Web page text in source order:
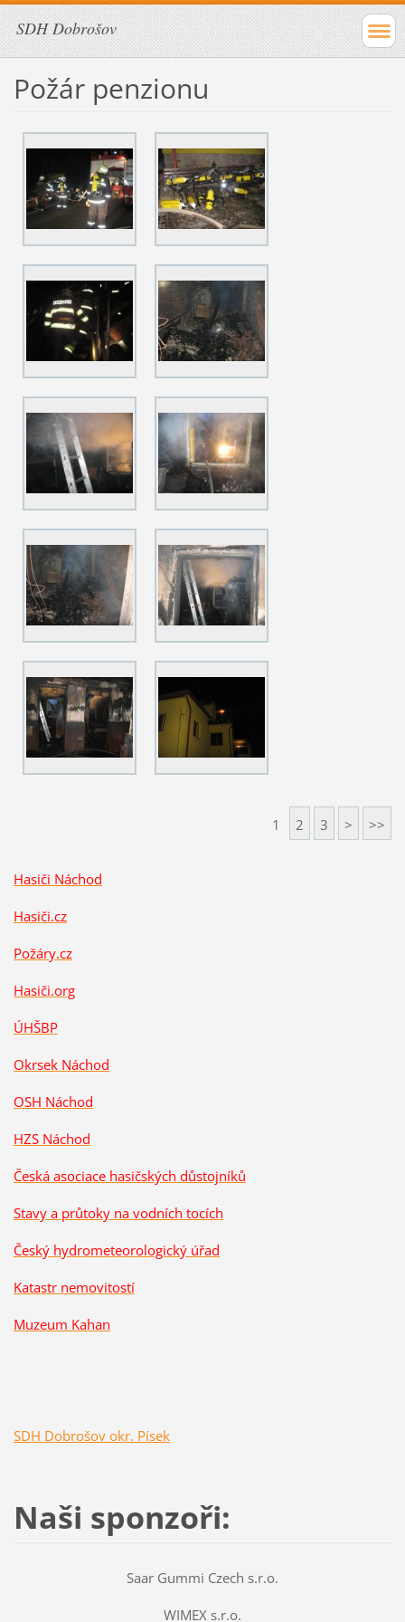
SDH Dobrošov
Požár penzionu
1 2 3 > >>
Hasiči Náchod
Hasiči.cz
Požáry.cz
Hasiči.org
ÚHŠBP
Okrsek Náchod
OSH Náchod
HZS Náchod
Česká asociace hasičských důstojníků
Stavy a průtoky na vodních tocích
Český hydrometeorologický úřad
Katastr nemovitostí
Muzeum Kahan
SDH Dobrošov okr. Písek
Naši sponzoři:
Saar Gummi Czech s.r.o.
WIMEX s.r.o.